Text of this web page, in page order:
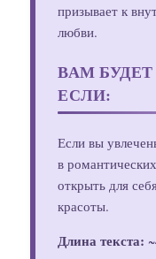
призывает к
любви.
ВАМ
ЕСЛИ:
Если вы
в
открыть для
красоты.
Длина текста: